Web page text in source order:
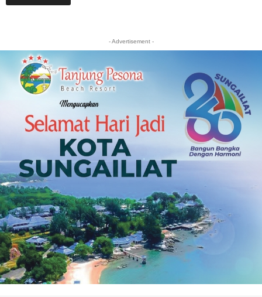
- Advertisement -